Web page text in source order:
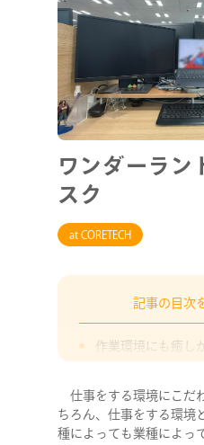
ワンダーラン
スク
at CORETECH
記事の目次
作業環境にも癒し
統一感とセンスが
偉い人のデスクっ
仕事をする環境にこだ
ちろん、仕事をする環境
種によっても業種によっ